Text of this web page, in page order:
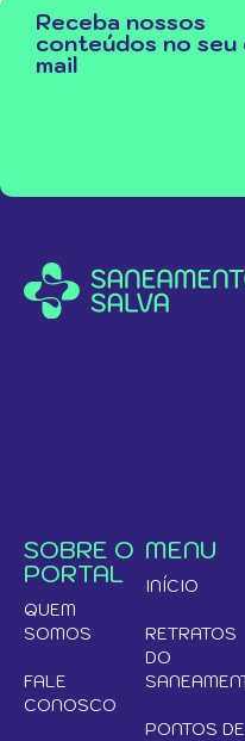
Receba nossos
conteúdos no seu
mail
SOBRE O
PORTAL
QUEM
SOMOS
FALE
CONOSCO
MENU
INÍCIO
RETRATOS
DO
PONTOS DE